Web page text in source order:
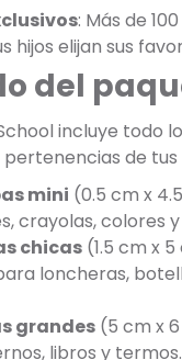
: Más de
hijos elijan sus
del
incluye todo
de tus
mini (0.5 cm x
crayolas, colores
chicas (1.5 cm x
loncheras,
grandes (5 cm x
libros y termos.